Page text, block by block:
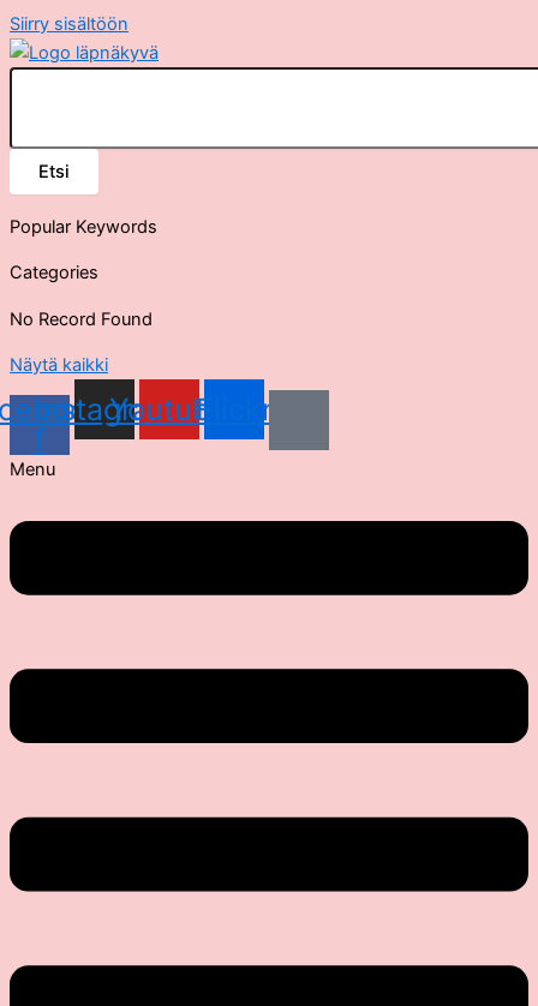
Siirry sisältöön
Etsi
Popular Keywords
Categories
No Record Found
Näytä kaikki
f
Instagram
YoutubeFlickr
Menu